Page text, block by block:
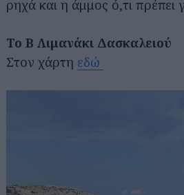
ρηχά και η άμμος ό,τι πρέπει
Το Β Λιμανάκι Δασκαλειού
Στον χάρτη εδώ